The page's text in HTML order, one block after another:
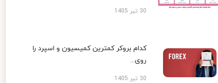
30 تیر 1405
کدام بروکر کمترین کمیسیون و اسپرد را
روی...
30 تیر 1405